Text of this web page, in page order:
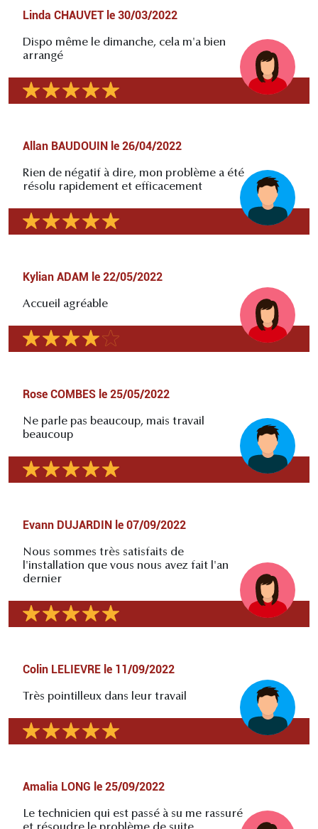
Linda CHAUVET le 30/03/2022
Dispo même le dimanche, cela m'a bien
arrangé
Allan BAUDOUIN le 26/04/2022
Rien de négatif à dire, mon problème a été
résolu rapidement et efficacement
Kylian ADAM le 22/05/2022
Accueil agréable
Rose COMBES le 25/05/2022
Ne parle pas beaucoup, mais travail
beaucoup
Evann DUJARDIN le 07/09/2022
Nous sommes très satisfaits de
l'installation que vous nous avez fait l'an
dernier
Colin LELIEVRE le 11/09/2022
Très pointilleux dans leur travail
Amalia LONG le 25/09/2022
Le technicien qui est passé à su me rassuré